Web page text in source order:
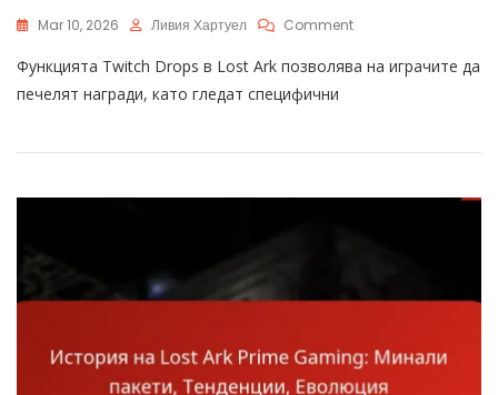
Mar 10, 2026 Ливия Хартуел CommentOn
Ark
Връзка:
Функцията Twitch Drops в Lost Ark позволява на играчите да
печелят награди, като гледат специфични